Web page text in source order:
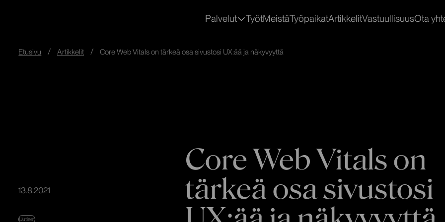
Palvelut Avaa
Palvelut
TyötMeistäTyöpaikatArtikkelitVastuullisuusOta
Etusivu Artikkelit Core Web Vitals on tärkeä osa sivustosi UX:ää ja näkyvyyttä
Core Web Vitals on
tärkeä osa sivustosi
13.8.2021
Uutiset